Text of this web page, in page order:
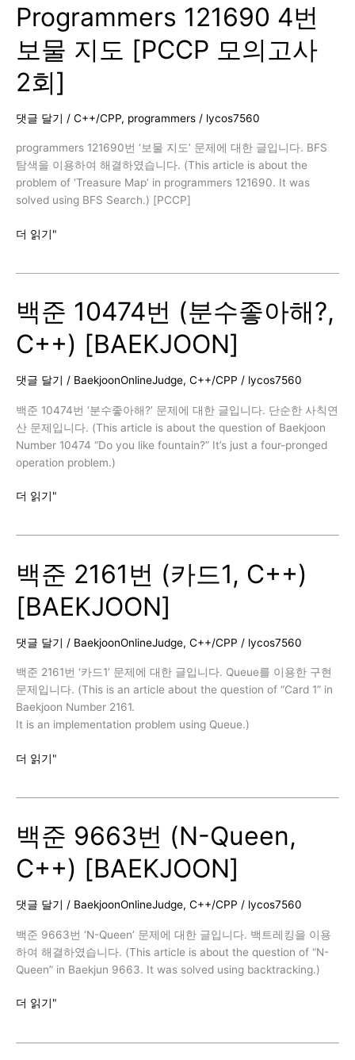
(헌
내
기
는
친
구
가
요
해,
C++)
[BAEKJOON]
Programmers 121690 4번
보물 지도 [PCCP 모의고사
2회]
댓글 달기 / C++/CPP, programmers / lycos7560
programmers 121690번 ‘보물 지도’ 문제에 대한 글입니다. BFS
탐색을 이용하여 해결하였습니다. (This article is about the
problem of ‘Treasure Map’ in programmers 121690. It was
solved using BFS Search.) [PCCP]
Programmers
보
물
지
도
[PCCP
의
고
사
2
더 읽기"
백준 10474번 (분수좋아해?,
C++) [BAEKJOON]
댓글 달기 / BaekjoonOnlineJudge, C++/CPP / lycos7560
백준 10474번 ‘분수좋아해?’ 문제에 대한 글입니다. 단순한 사칙연
산 문제입니다. (This article is about the question of Baekjoon
Number 10474 “Do you like fountain?” It’s just a four-pronged
operation problem.)
백
(분
수
좋
아
C++)
[BAEKJOON]
더 읽기"
백준 2161번 (카드1, C++)
[BAEKJOON]
댓글 달기 / BaekjoonOnlineJudge, C++/CPP / lycos7560
백준 2161번 ‘카드1’ 문제에 대한 글입니다. Queue를 이용한 구현
문제입니다. (This is an article about the question of “Card 1” in
Baekjoon Number 2161.
It is an implementation problem using Queue.)
백
(카
드
1,
C++)
[BAEKJOON]
더 읽기"
백준 9663번 (N-Queen,
C++) [BAEKJOON]
댓글 달기 / BaekjoonOnlineJudge, C++/CPP / lycos7560
백준 9663번 ‘N-Queen’ 문제에 대한 글입니다. 백트레킹을 이용
하여 해결하였습니다. (This article is about the question of “N-
Queen” in Baekjun 9663. It was solved using backtracking.)
백
더 읽기"